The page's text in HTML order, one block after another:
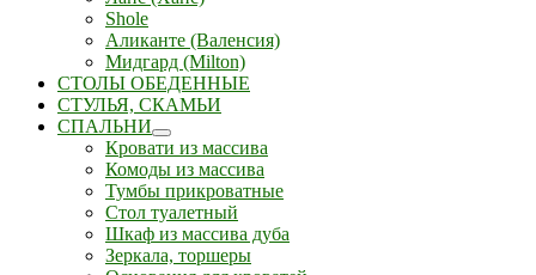
Shole
Аликанте (Валенсия)
Мидгард (Milton)
СТОЛЫ ОБЕДЕННЫЕ
СТУЛЬЯ, СКАМЬИ
СПАЛЬНИ
Кровати из массива
Комоды из массива
Тумбы прикроватные
Стол туалетный
Шкаф из массива дуба
Зеркала, торшеры